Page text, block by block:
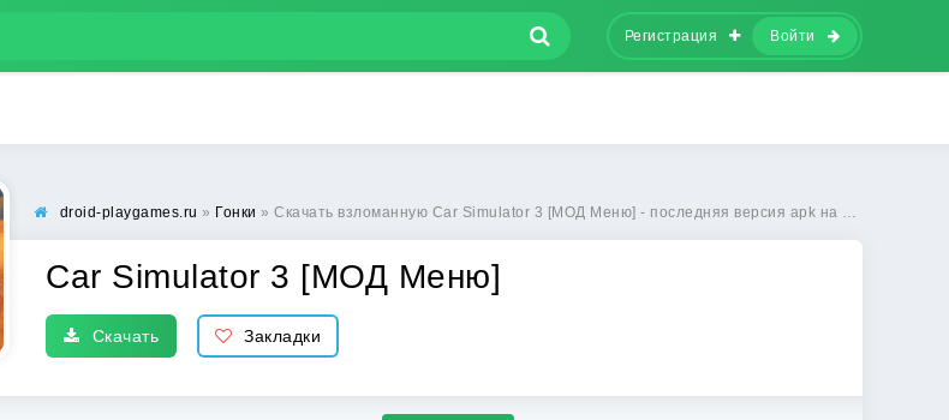
Регистрация Войти
droid-playgames.ru » Гонки » Скачать взломанную Car Simulator 3 [МОД Меню] - последняя версия apk на Андроид
Car Simulator 3 [МОД Меню]
Скачать Закладки